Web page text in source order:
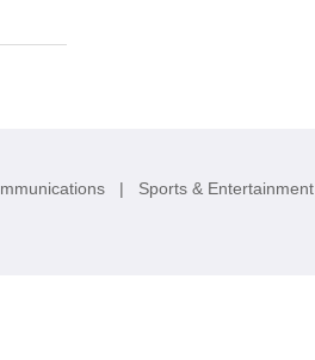
| Sports & Entertainment